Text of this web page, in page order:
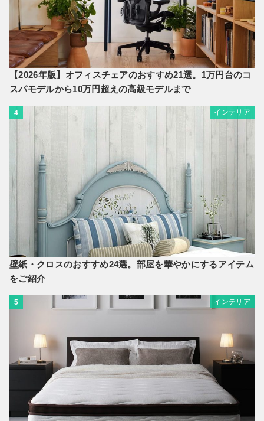
【2026年版】オフィスチェアのおすすめ21選。1万円台のコ
スパモデルから10万円超えの高級モデルまで
4 インテリア
壁紙・クロスのおすすめ24選。部屋を華やかにするアイテム
をご紹介
5 インテリア